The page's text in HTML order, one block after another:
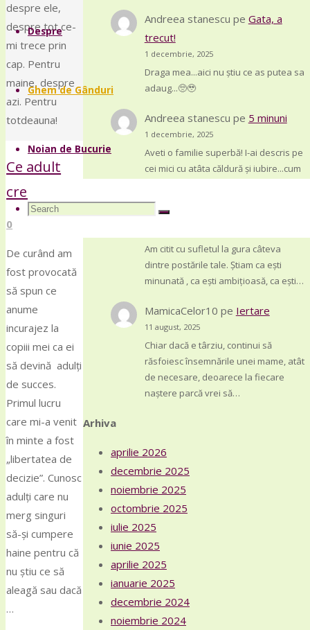
Despre
Ghem de Gânduri
Noian de Bucurie
Search
Search
Search
despre ele,
despre tot ce-
mi trece prin
cap. Pentru
maine, despre
azi. Pentru
totdeauna!
Ce adult
crești?
0
De curând am
fost provocată
să spun ce
anume
incurajez la
copiii mei ca ei
să devină adulți
de succes.
Primul lucru
care mi-a venit
în minte a fost
„libertatea de
decizie”. Cunosc
adulți care nu
merg singuri
să-și cumpere
haine pentru că
nu știu ce să
aleagă sau dacă
…
Andreea stanescu pe Gata, a
trecut!
1 decembrie, 2025
Draga mea...aici nu știu ce as putea sa
adaug...🥺🥹
Andreea stanescu pe 5 minuni
1 decembrie, 2025
Aveti o familie superbă! I-ai descris pe
cei mici cu atâta căldură și iubire...cum
Andreea stanescu
Am citit cu sufletul la gura câteva
dintre postările tale. Știam ca ești
minunată , ca ești ambițioasă, ca ești…
MamicaCelor10 pe Iertare
11 august, 2025
Chiar dacă e târziu, continui să
răsfoiesc însemnările unei mame, atât
de necesare, deoarece la fiecare
naștere parcă vrei să…
Arhiva
aprilie 2026
decembrie 2025
noiembrie 2025
octombrie 2025
iulie 2025
iunie 2025
aprilie 2025
ianuarie 2025
decembrie 2024
noiembrie 2024